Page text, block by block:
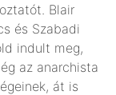
Blair
és Szabadi
indult meg,
az anarchista
át is